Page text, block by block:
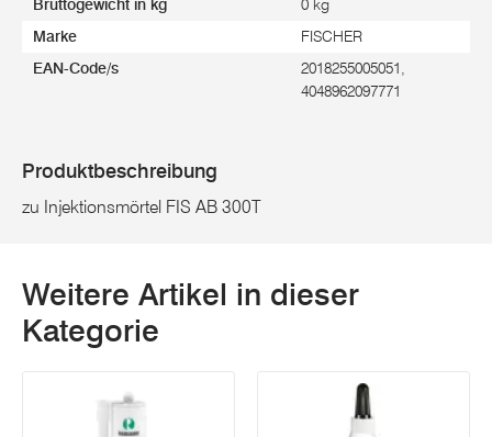
Bruttogewicht in kg 0 kg
Marke FISCHER
EAN-Code/s
2018255005051,
4048962097771
Produktbeschreibung
zu Injektionsmörtel FIS AB 300T
Weitere Artikel in dieser
Kategorie